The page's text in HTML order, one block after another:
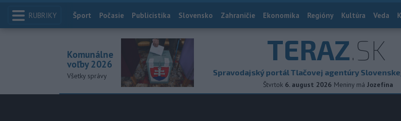
RUBRIKY Index
Šport Počasie Publicistika Slovensko Zahraničie Ekonomika Regióny Kultúra Veda
TERAZ.SK
Spravodajský portál Tlačovej agentúry
Štvrtok 6. august 2026 Meniny má Jozefína
Komunálne
voľby 2026
Všetky správy